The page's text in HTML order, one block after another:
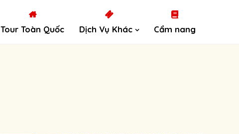
Tour Toàn Quốc Dịch Vụ Khác Cẩm nang